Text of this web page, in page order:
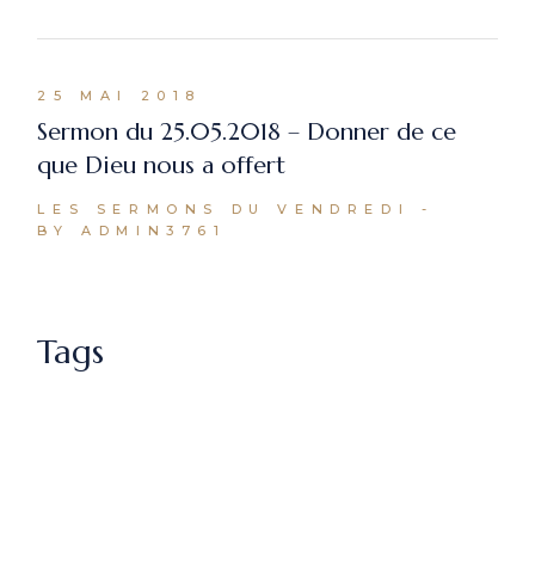
25 MAI 2018
Sermon du 25.05.2018 – Donner de ce
que Dieu nous a offert
LES SERMONS DU VENDREDI
BY ADMIN3761
Tags